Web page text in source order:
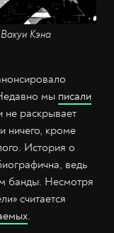
Вакуи Кэна
мы писали
не раскрывает
ничего, кроме
История о
ведь
банды. Несмотря
считается
.